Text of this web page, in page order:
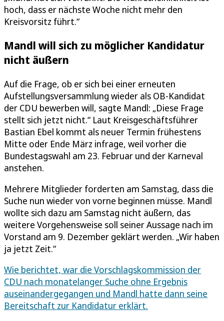
hoch, dass er nächste Woche nicht mehr den
Kreisvorsitz führt.“
Mandl will sich zu möglicher Kandidatur
nicht äußern
Auf die Frage, ob er sich bei einer erneuten
Aufstellungsversammlung wieder als OB-Kandidat
der CDU bewerben will, sagte Mandl: „Diese Frage
stellt sich jetzt nicht.“ Laut Kreisgeschäftsführer
Bastian Ebel kommt als neuer Termin frühestens
Mitte oder Ende März infrage, weil vorher die
Bundestagswahl am 23. Februar und der Karneval
anstehen.
Mehrere Mitglieder forderten am Samstag, dass die
Suche nun wieder von vorne beginnen müsse. Mandl
wollte sich dazu am Samstag nicht äußern, das
weitere Vorgehensweise soll seiner Aussage nach im
Vorstand am 9. Dezember geklärt werden. „Wir haben
ja jetzt Zeit.“
Wie berichtet, war die Vorschlagskommission der
CDU nach monatelanger Suche ohne Ergebnis
auseinandergegangen und Mandl hatte dann seine
Bereitschaft zur Kandidatur erklärt.